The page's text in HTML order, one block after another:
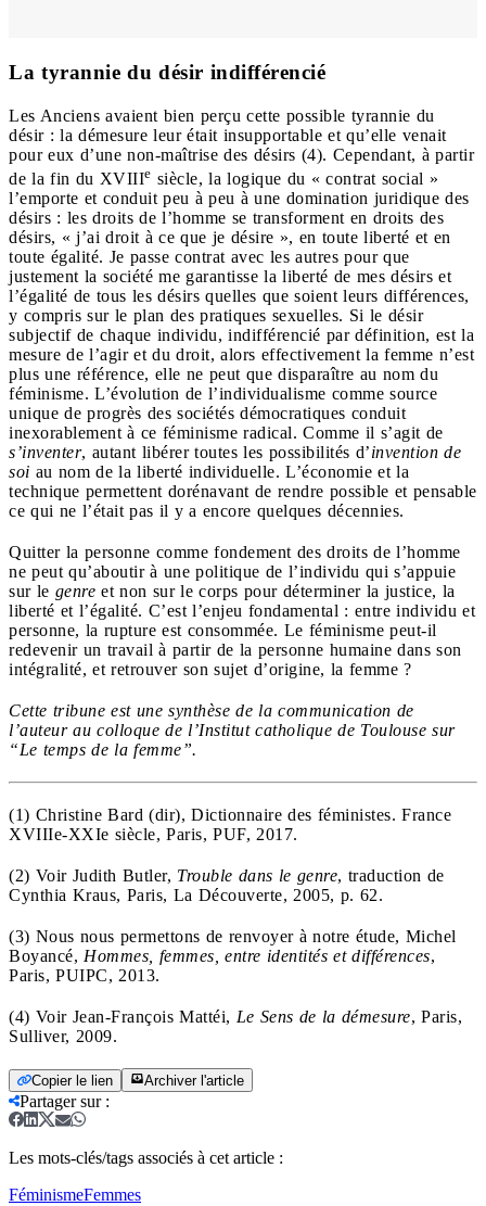
La tyrannie du désir indifférencié
Les Anciens avaient bien perçu cette possible tyrannie du
désir : la démesure leur était insupportable et qu’elle venait
pour eux d’une non-maîtrise des désirs (4). Cependant, à partir
de la fin du XVIIIe siècle, la logique du « contrat social »
l’emporte et conduit peu à peu à une domination juridique des
désirs : les droits de l’homme se transforment en droits des
désirs, « j’ai droit à ce que je désire », en toute liberté et en
toute égalité. Je passe contrat avec les autres pour que
justement la société me garantisse la liberté de mes désirs et
l’égalité de tous les désirs quelles que soient leurs différences,
y compris sur le plan des pratiques sexuelles. Si le désir
subjectif de chaque individu, indifférencié par définition, est la
mesure de l’agir et du droit, alors effectivement la femme n’est
plus une référence, elle ne peut que disparaître au nom du
féminisme. L’évolution de l’individualisme comme source
unique de progrès des sociétés démocratiques conduit
inexorablement à ce féminisme radical. Comme il s’agit de
s’inventer, autant libérer toutes les possibilités d’invention de
soi au nom de la liberté individuelle. L’économie et la
technique permettent dorénavant de rendre possible et pensable
ce qui ne l’était pas il y a encore quelques décennies.
Quitter la personne comme fondement des droits de l’homme
ne peut qu’aboutir à une politique de l’individu qui s’appuie
sur le genre et non sur le corps pour déterminer la justice, la
liberté et l’égalité. C’est l’enjeu fondamental : entre individu et
personne, la rupture est consommée. Le féminisme peut-il
redevenir un travail à partir de la personne humaine dans son
intégralité, et retrouver son sujet d’origine, la femme ?
Cette tribune est une synthèse de la communication de
l’auteur au colloque de l’Institut catholique de Toulouse sur
“Le temps de la femme”.
(1) Christine Bard (dir), Dictionnaire des féministes. France
XVIIIe-XXIe siècle, Paris, PUF, 2017.
(2) Voir Judith Butler, Trouble dans le genre, traduction de
Cynthia Kraus, Paris, La Découverte, 2005, p. 62.
(3) Nous nous permettons de renvoyer à notre étude, Michel
Boyancé, Hommes, femmes, entre identités et différences,
Paris, PUIPC, 2013.
(4) Voir Jean-François Mattéi, Le Sens de la démesure, Paris,
Sulliver, 2009.
Copier le lien Archiver l'article
Partager sur:
Les mots-clés/tags associés à cet article :
FéminismeFemmes